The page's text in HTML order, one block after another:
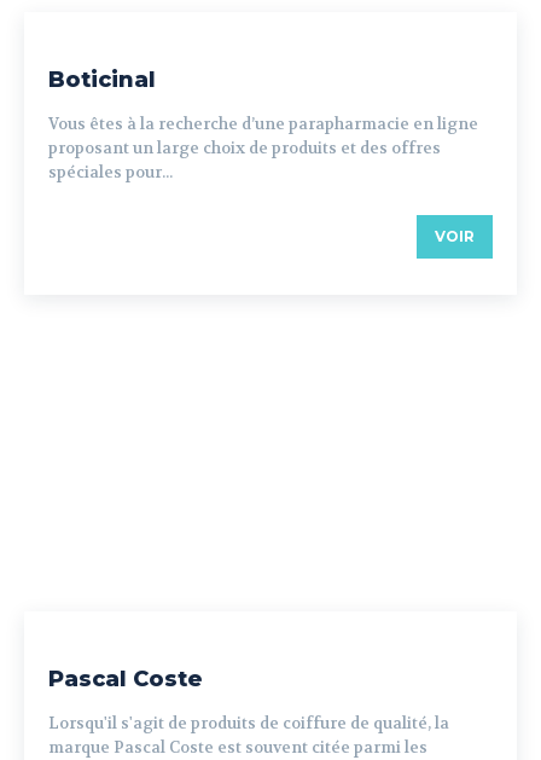
Boticinal
Vous êtes à la recherche d’une parapharmacie en ligne
proposant un large choix de produits et des offres
spéciales pour...
VOIR
Pascal Coste
Lorsqu'il s'agit de produits de coiffure de qualité, la
marque Pascal Coste est souvent citée parmi les